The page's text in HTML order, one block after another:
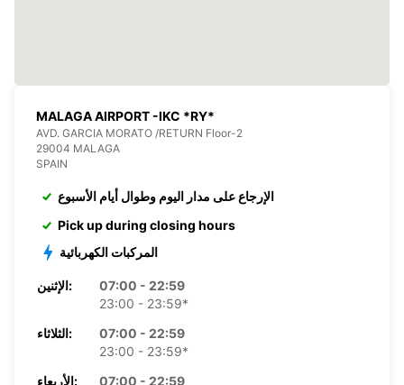
MALAGA AIRPORT -IKC *RY*
AVD. GARCIA MORATO /RETURN Floor-2
29004 MALAGA
SPAIN
الإرجاع على مدار اليوم وطوال أيام الأسبوع
Pick up during closing hours
المركبات الكهربائية
الإثنين:
07:00 - 22:59
23:00 - 23:59*
الثلاثاء:
07:00 - 22:59
23:00 - 23:59*
الأربعاء:
07:00 - 22:59